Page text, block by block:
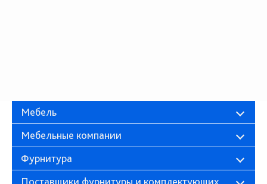
Мебель
Мебельные компании
Фурнитура
Поставщики фурнитуры и комплектующих